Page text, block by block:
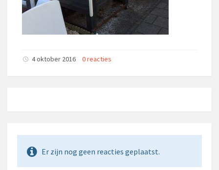
4 oktober 2016 0 reacties
Er zijn nog geen reacties geplaatst.